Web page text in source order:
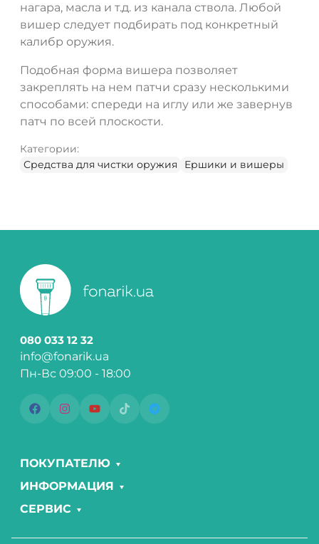
нагара, масла и т.д. из канала ствола. Любой
вишер следует подбирать под конкретный
калибр оружия.
Подобная форма вишера позволяет
закреплять на нем патчи сразу несколькими
способами: спереди на иглу или же завернув
патч по всей плоскости.
Категории:
Средства для чистки оружия
Ершики и вишеры
080 033 12 32
info@fonarik.ua
Пн-Вс 09:00 - 18:00
ПОКУПАТЕЛЮ
ИНФОРМАЦИЯ
СЕРВИС